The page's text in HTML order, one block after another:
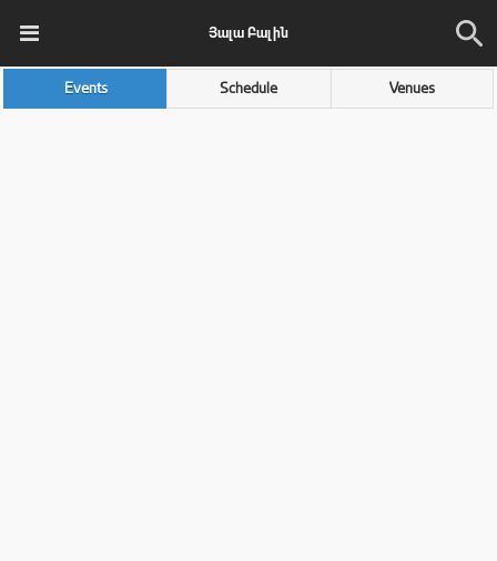
Յալա Բալին
Events Schedule Venues